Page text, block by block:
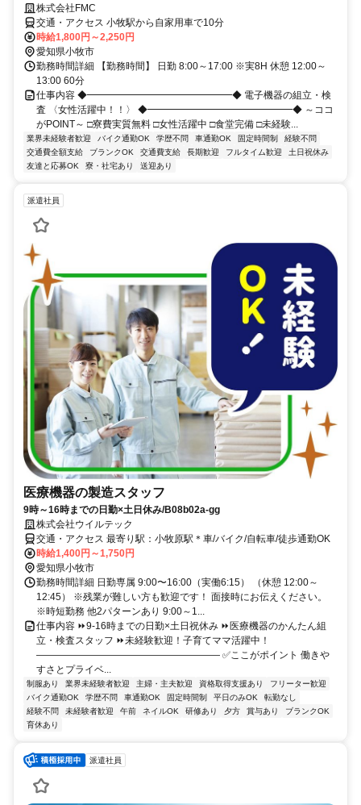
株式会社FMC
交通・アクセス 小牧駅から自家用車で10分
時給1,800円～2,250円
愛知県小牧市
勤務時間詳細 【勤務時間】 日勤 8:00～17:00 ※実8H 休憩 12:00～
13:00 60分
仕事内容 ◆━━━━━━━━━━━━━━━◆ 電子機器の組立・検
査 〈女性活躍中！！〉 ◆━━━━━━━━━━━━━━━◆ ～ココ
がPOINT～ □寮費実質無料 □女性活躍中 □食堂完備 □未経験...
業界未経験者歓迎 バイク通勤OK 学歴不問 車通勤OK 固定時間制
経験不問
交通費全額支給
ブランクOK 交通費支給 長期歓迎 フルタイム歓迎
土日祝休み
友達と応募OK
寮・社宅あり 送迎あり
派遣社員
医療機器の製造スタッフ
9時～16時までの日勤×土日休み/B08b02a-gg
株式会社ウイルテック
交通・アクセス 最寄り駅：小牧原駅＊車/バイク/自転車/徒歩通勤OK
時給1,400円～1,750円
愛知県小牧市
勤務時間詳細 日勤専属 9:00〜16:00（実働6:15） （休憩 12:00～
12:45） ※残業が難しい方も歓迎です！ 面接時にお伝えください。
※時短勤務 他2パターンあり 9:00～1...
仕事内容 ⏩9‐16時までの日勤×土日祝休み ⏩医療機器のかんたん組
立・検査スタッフ ⏩未経験歓迎！子育てママ活躍中！
――――――――――――――――――― ✅ここがポイント 働きや
すさとプライベ...
制服あり 業界未経験者歓迎 主婦・主夫歓迎 資格取得支援あり
フリーター歓迎
バイク通勤OK
学歴不問 車通勤OK 固定時間制 平日のみOK
転勤なし
経験不問
未経験者歓迎 午前 ネイルOK 研修あり 夕方 賞与あり
ブランクOK
育休あり
派遣社員